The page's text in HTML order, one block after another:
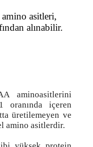
asitleri,
alınabilir.
aminoasitlerini
oranında içeren
üretilemeyen ve
amino asitlerdir.